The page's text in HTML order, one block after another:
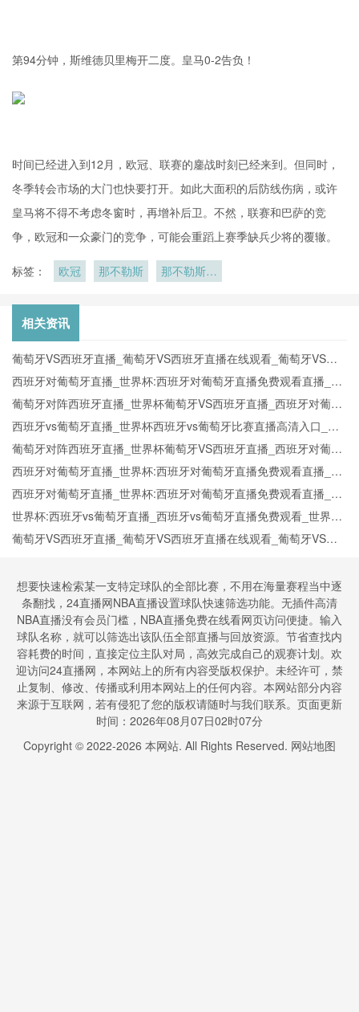
第94分钟，斯维德贝里梅开二度。皇马0-2告负！
时间已经进入到12月，欧冠、联赛的鏖战时刻已经来到。但同时，
冬季转会市场的大门也快要打开。如此大面积的后防线伤病，或许
皇马将不得不考虑冬窗时，再增补后卫。不然，联赛和巴萨的竞
争，欧冠和一众豪门的竞争，可能会重蹈上赛季缺兵少将的覆辙。
标签： 欧冠 那不勒斯
那不勒斯的
相关资讯
葡萄牙VS西班牙直播_葡萄牙VS西班牙直播在线观看_葡萄牙VS西
班牙实时全场直播入口
西班牙对葡萄牙直播_世界杯:西班牙对葡萄牙直播免费观看直播_世
界杯西班牙对葡萄牙直播在线观看高清无插件
葡萄牙对阵西班牙直播_世界杯葡萄牙VS西班牙直播_西班牙对葡萄
牙比赛直播在线无插件观看
西班牙vs葡萄牙直播_世界杯西班牙vs葡萄牙比赛直播高清入口_西
班牙vs葡萄牙预测分析直播
葡萄牙对阵西班牙直播_世界杯葡萄牙VS西班牙直播_西班牙对葡萄
牙比赛直播在线无插件观看
西班牙对葡萄牙直播_世界杯:西班牙对葡萄牙直播免费观看直播_世
界杯西班牙对葡萄牙直播在线观看高清无插件
西班牙对葡萄牙直播_世界杯:西班牙对葡萄牙直播免费观看直播_世
界杯西班牙对葡萄牙直播在线观看高清无插件
世界杯:西班牙vs葡萄牙直播_西班牙vs葡萄牙直播免费观看_世界杯
今日西班牙vs葡萄牙直播在线观看高清视频直播
葡萄牙VS西班牙直播_葡萄牙VS西班牙直播在线观看_葡萄牙VS西
想要快速检索某一支特定球队的全部比赛，不用在海量赛程当中逐
条翻找，24直播网NBA直播设置球队快速筛选功能。无插件高清
NBA直播没有会员门槛，NBA直播免费在线看网页访问便捷。输入
球队名称，就可以筛选出该队伍全部直播与回放资源。节省查找内
容耗费的时间，直接定位主队对局，高效完成自己的观赛计划。欢
迎访问24直播网，本网站上的所有内容受版权保护。未经许可，禁
止复制、修改、传播或利用本网站上的任何内容。本网站部分内容
来源于互联网，若有侵犯了您的版权请随时与我们联系。页面更新
时间：2026年08月07日02时07分
Copyright © 2022-2026 本网站. All Rights Reserved. 网站地图